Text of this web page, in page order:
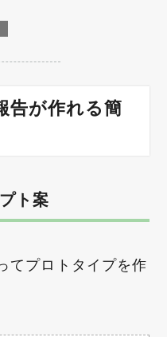
告が作れる簡
ト案
てプロトタイプを作